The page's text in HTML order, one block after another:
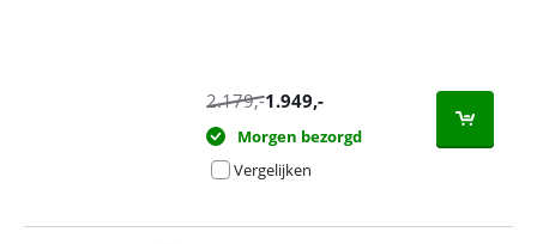
2.179,-1.949,-
Morgen bezorgd
Vergelijken